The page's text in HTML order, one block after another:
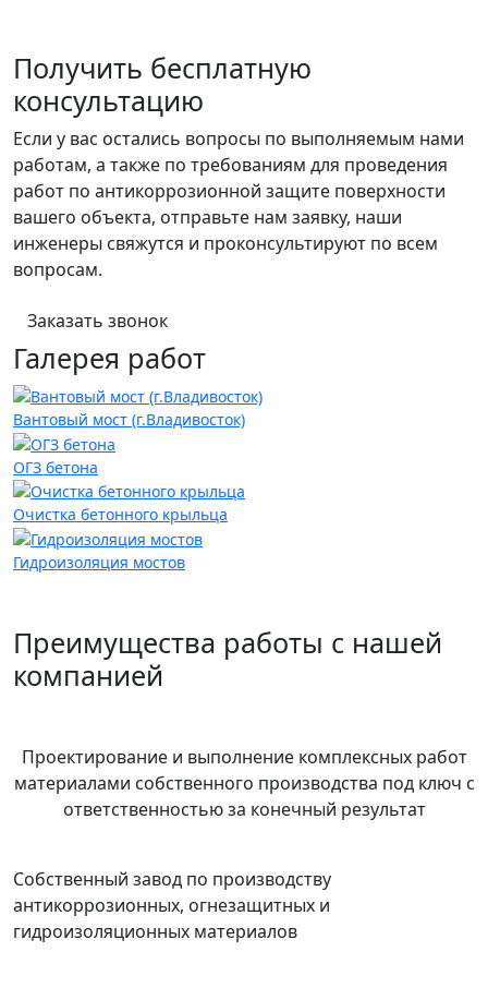
Получить бесплатную
консультацию
Если у вас остались вопросы по выполняемым нами
работам, а также по требованиям для проведения
работ по антикоррозионной защите поверхности
вашего объекта, отправьте нам заявку, наши
инженеры свяжутся и проконсультируют по всем
вопросам.
Заказать звонок
Галерея работ
Вантовый мост (г.Владивосток)
ОГЗ бетона
Очистка бетонного крыльца
Гидроизоляция мостов
Преимущества работы с нашей
компанией
Проектирование и выполнение комплексных работ
материалами собственного производства под ключ с
ответственностью за конечный результат
Собственный завод по производству
антикоррозионных, огнезащитных и
гидроизоляционных материалов